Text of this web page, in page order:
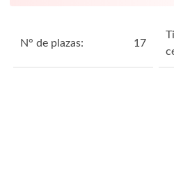
N° de plazas: 17